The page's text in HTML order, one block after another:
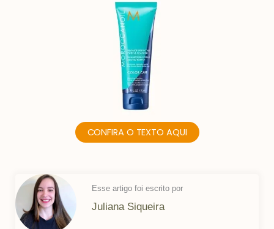
CONFIRA O TEXTO AQUI
Esse artigo foi escrito por
Juliana Siqueira